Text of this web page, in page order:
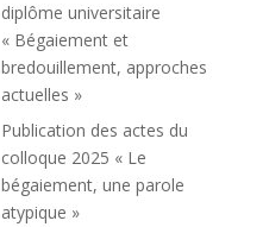
diplôme universitaire
« Bégaiement et
bredouillement, approches
actuelles »
Publication des actes du
colloque 2025 « Le
bégaiement, une parole
atypique »